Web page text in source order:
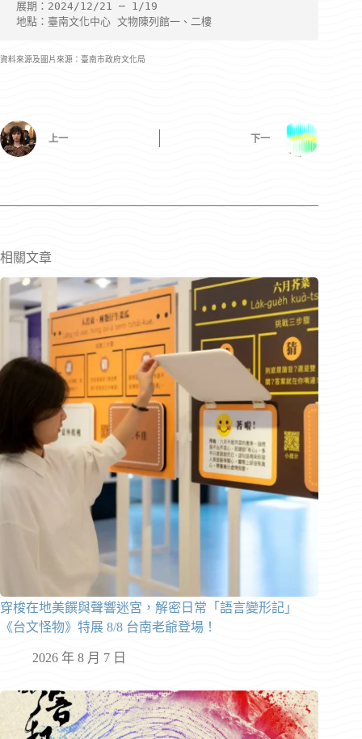
展期：2024/12/21 ─ 1/19
地點：臺南文化中心 文物陳列館一、二樓
資料來源及圖片來源：臺南市政府文化局
上一 下一
相關文章
穿梭在地美饌與聲響迷宮，解密日常「語言變形記」
《台文怪物》特展 8/8 台南老爺登場！
2026 年 8 月 7 日